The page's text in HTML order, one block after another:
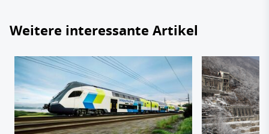
Weitere interessante Artikel